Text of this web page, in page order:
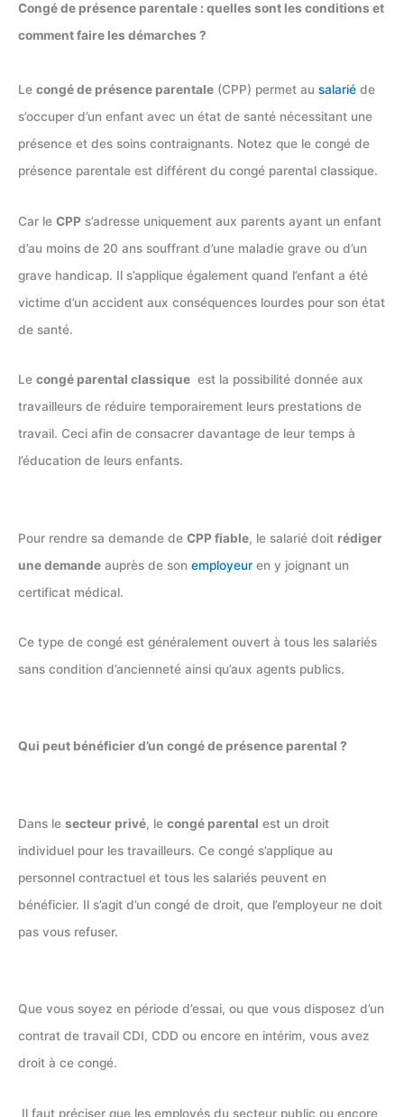
Congé de présence parentale : quelles sont les conditions et
comment faire les démarches ?
Le congé de présence parentale (CPP) permet au salarié de
s’occuper d’un enfant avec un état de santé nécessitant une
présence et des soins contraignants. Notez que le congé de
présence parentale est différent du congé parental classique.
Car le CPP s’adresse uniquement aux parents ayant un enfant
d’au moins de 20 ans souffrant d’une maladie grave ou d’un
grave handicap. Il s’applique également quand l’enfant a été
victime d’un accident aux conséquences lourdes pour son état
de santé.
Le congé parental classique est la possibilité donnée aux
travailleurs de réduire temporairement leurs prestations de
travail. Ceci afin de consacrer davantage de leur temps à
l’éducation de leurs enfants.
Pour rendre sa demande de CPP fiable, le salarié doit rédiger
une demande auprès de son employeur en y joignant un
certificat médical.
Ce type de congé est généralement ouvert à tous les salariés
sans condition d’ancienneté ainsi qu’aux agents publics.
Qui peut bénéficier d’un congé de présence parental ?
Dans le secteur privé, le congé parental est un droit
individuel pour les travailleurs. Ce congé s’applique au
personnel contractuel et tous les salariés peuvent en
bénéficier. Il s’agit d’un congé de droit, que l’employeur ne doit
pas vous refuser.
Que vous soyez en période d’essai, ou que vous disposez d’un
contrat de travail CDI, CDD ou encore en intérim, vous avez
droit à ce congé.
Il faut préciser que les employés du secteur public ou encore